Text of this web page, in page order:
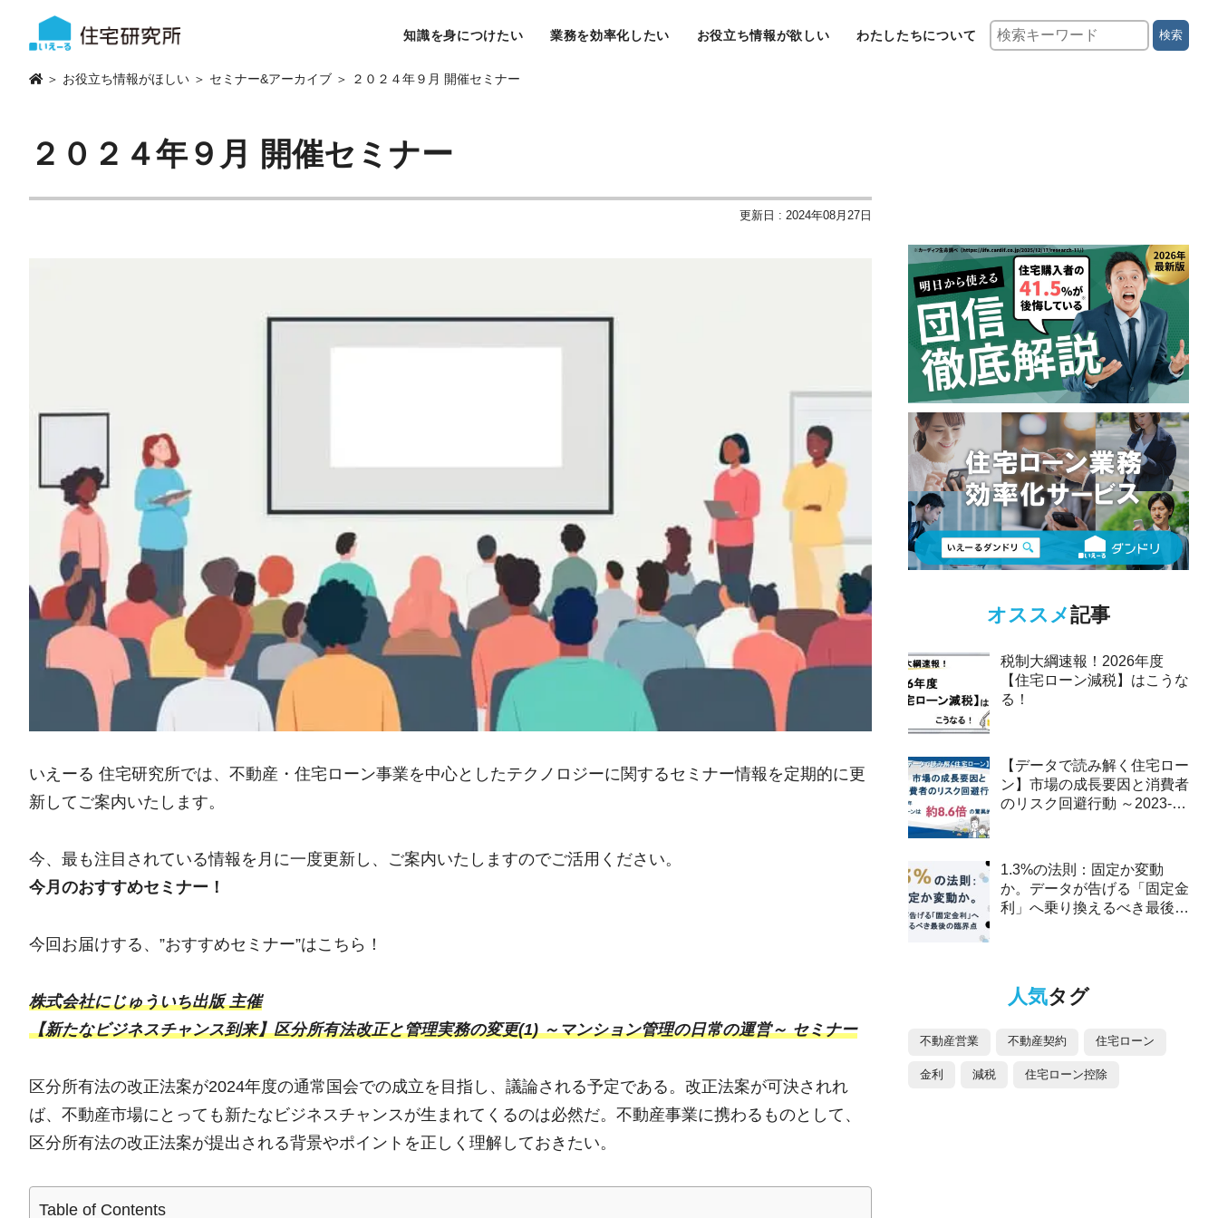
知識を身につけたい 業務を効率化したい お役立ち情報が欲しい わたしたちについて 検索
＞ お役立ち情報がほしい ＞ セミナー&アーカイブ ＞ ２０２４年９月 開催セミナー
２０２４年９月 開催セミナー
更新日 : 2024年08月27日
いえーる 住宅研究所では、不動産・住宅ローン事業を中心としたテクノロジーに関するセミナー情報を定期的に更
新してご案内いたします。
今、最も注目されている情報を月に一度更新し、ご案内いたしますのでご活用ください。
今月のおすすめセミナー！
今回お届けする、”おすすめセミナー”はこちら！
株式会社にじゅういち出版 主催
【新たなビジネスチャンス到来】区分所有法改正と管理実務の変更(1) ～マンション管理の日常の運営～ セミナー
区分所有法の改正法案が2024年度の通常国会での成立を目指し、議論される予定である。改正法案が可決されれ
ば、不動産市場にとっても新たなビジネスチャンスが生まれてくるのは必然だ。不動産事業に携わるものとして、
区分所有法の改正法案が提出される背景やポイントを正しく理解しておきたい。
Table of Contents
オススメ記事
税制大綱速報！2026年度
【住宅ローン減税】はこうな
る！
【データで読み解く住宅ロー
ン】市場の成長要因と消費者
のリスク回避行動 ～2023-
1.3%の法則：固定か変動
か。データが告げる「固定金
利」へ乗り換えるべき最後の
人気タグ
不動産営業 不動産契約 住宅ローン
金利 減税 住宅ローン控除